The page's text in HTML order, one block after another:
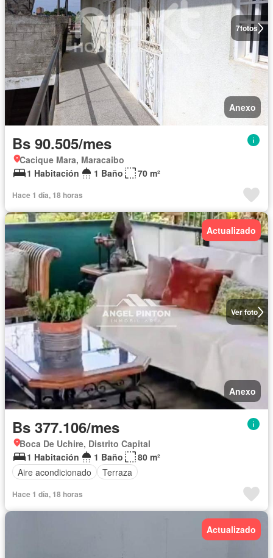
7fotos
Anexo
Bs 90.505/mes
Cacique Mara, Maracaibo
1 Habitación
1 Baño 70 m²
Hace 1 día, 18 horas
Ver foto
Actualizado
Anexo
Bs 377.106/mes
Boca De Uchire, Distrito Capital
1 Habitación
1 Baño
80 m²
Aire acondicionado
Terraza
Hace 1 día, 18 horas
Actualizado